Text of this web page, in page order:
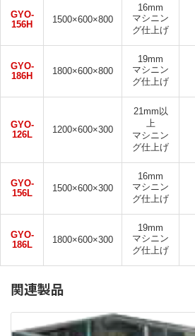
GYO-
156H
1500×600×800
16mm
マシニン
グ仕上げ
GYO-
186H
1800×600×800
19mm
マシニン
グ仕上げ
GYO-
126L
1200×600×300
21mm以
上
マシニン
グ仕上げ
GYO-
156L
1500×600×300
16mm
マシニン
グ仕上げ
GYO-
186L
1800×600×300
19mm
マシニン
グ仕上げ
関連製品